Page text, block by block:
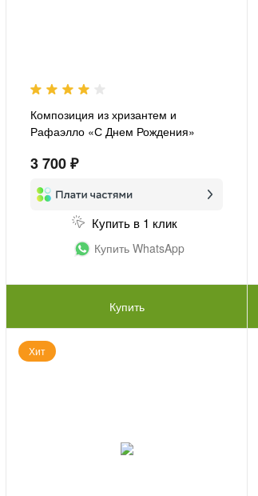
Композиция из хризантем и
Рафаэлло «С Днем Рождения»
3 700 ₽
Купить в 1 клик
Купить WhatsApp
Купить
Хит